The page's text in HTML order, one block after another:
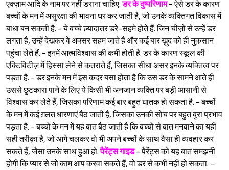
एक्ज़ाम आदि के नाम पर नहीं डराना चाहिए.डर के दुष्परिणाम- ऐसे डर के कारण
बच्चों के मन में असुरक्षा की भावना घर कर जाती है, जो उनके व्यक्तिगत विकास में
बाधा बन सकती है. - ये बच्चे ज़्यादातर डरे-सहमे होते हैं. जिन चीज़ों से उन्हें डर
लगता है, उन्हें देखकर वे अक्सर सहम जाते हैं और कई बार ख़ुद को ही नुक़सान
पहुंचा लेते हैं. - इनमें आत्मविश्‍वास की कमी होती है. डर के कारण स्कूल की
एक्टिविटीज़ में हिस्सा लेने से कतराते हैं, जिसका सीधा असर इनके व्यक्तित्व पर
पड़ता है. - डर इनके मन में इस कदर बसा होता है कि उस डर के सामने आते ही
उससे छुटकारा पाने के लिए ये किसी भी अनजान व्यक्ति पर बड़ी आसानी से
विश्‍वास कर लेते हैं, जिसका परिणाम कई बार बहुत घातक हो सकता है. - बच्चों
के मन में कई ग़लत धारणाएं बैठ जाती हैं, जिसका उनकी सोच पर बहुत बुरा प्रभाव
पड़ता है. - बच्चों के मन में यह बात बैठ जाती है कि बच्चों से बात मनवाने का यही
सही तरीक़ा है, जो आगे चलकर वो भी अपने बच्चों के साथ वैसा ही व्यवहार कर
सकते हैं, जैसा उनके साथ हुआ हो.पैरेंट्स गाइड- पैरेंट्स को यह बात समझनी
होगी कि प्यार से जो काम आप करवा सकते हैं, वो डर से कभी नहीं हो सकता. -